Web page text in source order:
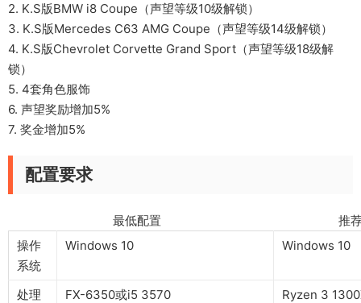
2. K.S版BMW i8 Coupe（声望等级10级解锁）
3. K.S版Mercedes C63 AMG Coupe（声望等级14级解锁）
4. K.S版Chevrolet Corvette Grand Sport（声望等级18级解
锁）
5. 4套角色服饰
6. 声望奖励增加5%
7. 奖金增加5%
配置要求
最低配置 推荐配
操作
系统
Windows 10 Windows 10
处理
FX-6350或i5 3570 Ryzen 3